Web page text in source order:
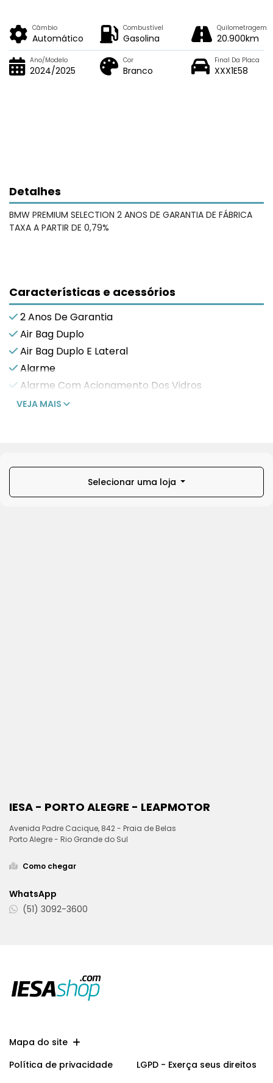
Câmbio
Automático
Combustível
Gasolina
Quilometragem
20.900km
Ano/Modelo
2024/2025
Cor
Branco
Final Da Placa
XXX1E58
Detalhes
BMW PREMIUM SELECTION 2 ANOS DE GARANTIA DE FÁBRICA
TAXA A PARTIR DE 0,79%
Características e acessórios
2 Anos De Garantia
Air Bag Duplo
Air Bag Duplo E Lateral
Alarme
Alarme Com Acionamento Dos Vidros
VEJA MAIS
Selecionar uma loja
IESA - PORTO ALEGRE - LEAPMOTOR
Avenida Padre Cacique, 842 - Praia de Belas
Porto Alegre - Rio Grande do Sul
Como chegar
WhatsApp
(51) 3092-3600
Mapa do site
Política de privacidade
LGPD - Exerça seus direitos